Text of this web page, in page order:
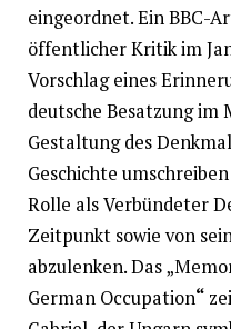
eingeordnet. Ein BBC-
öffentlicher Kritik im
Vorschlag eines
deutsche Besatzung im
Gestaltung des
Geschichte
Rolle als Verbündeter
Zeitpunkt sowie von
abzulenken. Das
German Occupation“